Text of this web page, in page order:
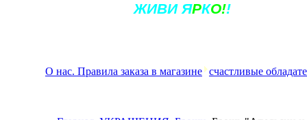
ЖИВИ ЯРКО!!
О нас. Правила заказа в магазине счастливые